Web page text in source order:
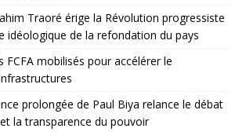
Traoré érige la Révolution progressiste
idéologique de la refondation du pays
FCFA mobilisés pour accélérer le
prolongée de Paul Biya relance le débat
la transparence du pouvoir